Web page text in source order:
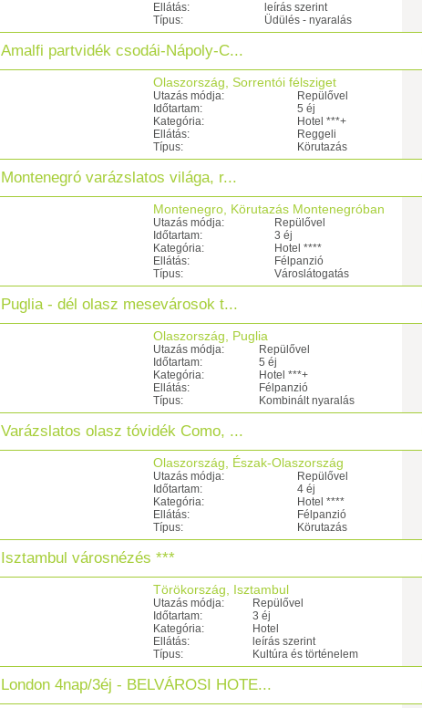
Ellátás:
leírás szerint
Típus:
Üdülés - nyaralás
Amalfi partvidék csodái-Nápoly-C...
Olaszország, Sorrentói félsziget
Utazás módja:
Repülővel
Időtartam:
5 éj
Kategória:
Hotel ***+
Ellátás:
Reggeli
Típus:
Körutazás
Montenegró varázslatos világa, r...
Montenegro, Körutazás Montenegróban
Utazás módja:
Repülővel
Időtartam:
3 éj
Kategória:
Hotel ****
Ellátás:
Félpanzió
Típus:
Városlátogatás
Puglia - dél olasz mesevárosok t...
Olaszország, Puglia
Utazás módja:
Repülővel
Időtartam:
5 éj
Kategória:
Hotel ***+
Ellátás:
Félpanzió
Típus:
Kombinált nyaralás
Varázslatos olasz tóvidék Como, ...
Olaszország, Észak-Olaszország
Utazás módja:
Repülővel
Időtartam:
4 éj
Kategória:
Hotel ****
Ellátás:
Félpanzió
Típus:
Körutazás
Isztambul városnézés ***
Törökország, Isztambul
Utazás módja:
Repülővel
Időtartam:
3 éj
Kategória:
Hotel
Ellátás:
leírás szerint
Típus:
Kultúra és történelem
London 4nap/3éj - BELVÁROSI HOTE...